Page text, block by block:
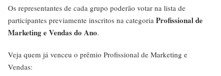
Os representantes de cada grupo poderão votar na lista de
participantes previamente inscritos na categoria Profissional de
Marketing e Vendas do Ano.
Veja quem já venceu o prêmio Profissional de Marketing e
Vendas: